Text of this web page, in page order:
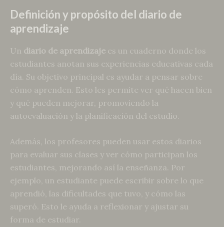
Definición y propósito del diario de
aprendizaje
Un diario de aprendizaje es un cuaderno donde los
estudiantes anotan sus experiencias educativas cada
día. Su objetivo principal es ayudar a pensar sobre
cómo aprenden. Esto les permite ver qué hacen bien
y qué pueden mejorar, promoviendo la
autoevaluación y la planificación del estudio.
Además, los profesores pueden usar estos diarios
para evaluar sus clases y ver cómo participan los
estudiantes, mejorando así la enseñanza. Por
ejemplo, un estudiante puede escribir sobre lo que
aprendió, las dificultades que tuvo, y cómo las
superó. Esto le ayuda a reflexionar y ajustar su
forma de estudiar.